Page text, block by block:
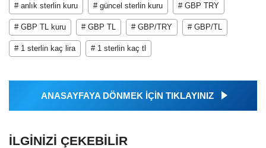
# anlık sterlin kuru # güncel sterlin kuru # GBP TRY
# GBP TL kuru # GBP TL # GBP/TRY # GBP/TL
# 1 sterlin kaç lira # 1 sterlin kaç tl
ANASAYFAYA DÖNMEK İÇİN TIKLAYINIZ
İLGINIZI ÇEKEBILIR